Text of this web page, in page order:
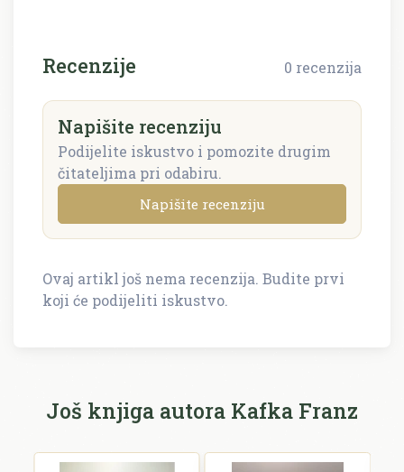
Recenzije 0 recenzija
Napišite recenziju
Podijelite iskustvo i pomozite drugim
čitateljima pri odabiru.
Napišite recenziju
Napišite recenziju
Ovaj artikl još nema recenzija. Budite prvi
koji će podijeliti iskustvo.
Još knjiga autora Kafka Franz